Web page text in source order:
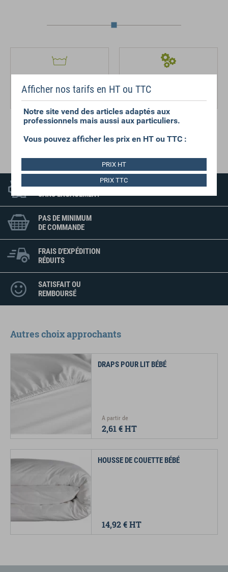
Lavage
60° laver avant usage pour ôter
apprêts et poussières
Tolérance
caractéristiques
4%
Entretien
DEVIS GRATUIT
SANS ENGAGEMENT
PAS DE MINIMUM
DE COMMANDE
FRAIS D'EXPÉDITION
RÉDUITS
SATISFAIT OU
REMBOURSÉ
Autres choix approchants
DRAPS POUR LIT BÉBÉ
A partir de
2,61 €HT
HOUSSE DE COUETTE BÉBÉ
14,92 €HT
Afficher nos tarifs en HT ou TTC
Notre site vend des articles adaptés aux
professionnels mais aussi aux particuliers.
Vous pouvez afficher les prix en HT ou TTC :
PRIX HT
PRIX TTC